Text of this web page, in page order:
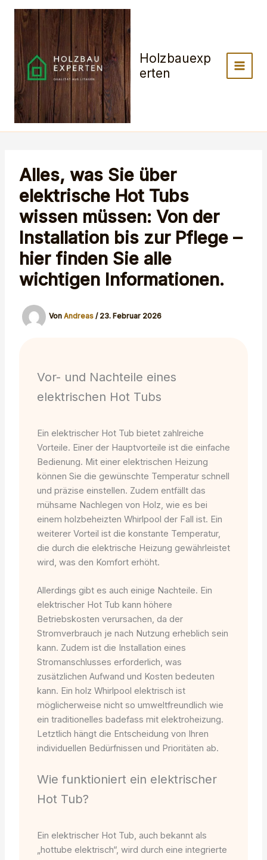
Zum
springen
Holzbauexp
erten
Alles, was Sie über
elektrische Hot Tubs
wissen müssen: Von der
Installation bis zur Pflege –
hier finden Sie alle
wichtigen Informationen.
Von Andreas / 23. Februar 2026
Vor- und Nachteile eines
elektrischen Hot Tubs
Ein elektrischer Hot Tub bietet zahlreiche
Vorteile. Einer der Hauptvorteile ist die einfache
Bedienung. Mit einer elektrischen Heizung
können Sie die gewünschte Temperatur schnell
und präzise einstellen. Zudem entfällt das
mühsame Nachlegen von Holz, wie es bei
einem holzbeheizten Whirlpool der Fall ist. Ein
weiterer Vorteil ist die konstante Temperatur,
die durch die elektrische Heizung gewährleistet
wird, was den Komfort erhöht.
Allerdings gibt es auch einige Nachteile. Ein
elektrischer Hot Tub kann höhere
Betriebskosten verursachen, da der
Stromverbrauch je nach Nutzung erheblich sein
kann. Zudem ist die Installation eines
Stromanschlusses erforderlich, was
zusätzlichen Aufwand und Kosten bedeuten
kann. Ein holz Whirlpool elektrisch ist
möglicherweise nicht so umweltfreundlich wie
ein traditionelles badefass mit elektroheizung.
Letztlich hängt die Entscheidung von Ihren
individuellen Bedürfnissen und Prioritäten ab.
Wie funktioniert ein elektrischer
Hot Tub?
Ein elektrischer Hot Tub, auch bekannt als
„hottube elektrisch“, wird durch eine integrierte